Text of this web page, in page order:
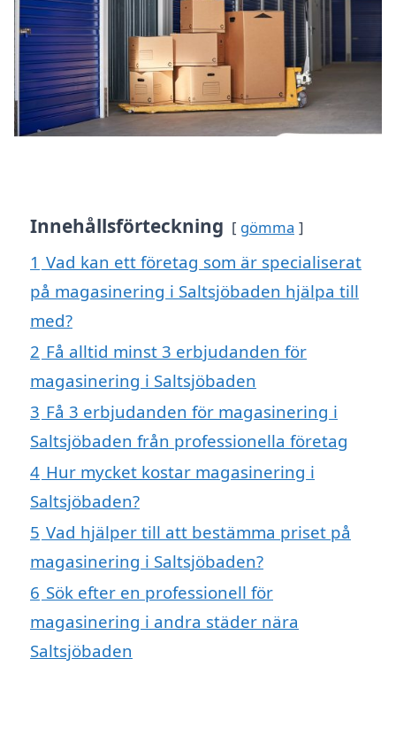
Innehållsförteckning gömma
1 Vad kan ett företag som är specialiserat
på magasinering i Saltsjöbaden hjälpa till
med?
2 Få alltid minst 3 erbjudanden för
magasinering i Saltsjöbaden
3 Få 3 erbjudanden för magasinering i
Saltsjöbaden från professionella företag
4 Hur mycket kostar magasinering i
Saltsjöbaden?
5 Vad hjälper till att bestämma priset på
magasinering i Saltsjöbaden?
6 Sök efter en professionell för
magasinering i andra städer nära
Saltsjöbaden